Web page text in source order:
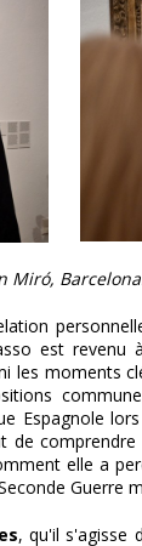
Miró,
est revenu
les moments
Espagnole
de
elle a
Guerre
, qu'il s'agisse